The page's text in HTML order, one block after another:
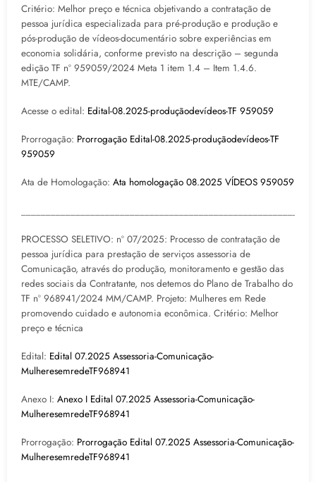
Critério: Melhor preço e técnica objetivando a contratação de
pessoa jurídica especializada para pré-produção e produção e
pós-produção de vídeos-documentário sobre experiências em
economia solidária, conforme previsto na descrição – segunda
edição TF nº 959059/2024 Meta 1 item 1.4 – Item 1.4.6.
MTE/CAMP.
Acesse o edital: Edital-08.2025-produçãodevídeos-TF 959059
Prorrogação: Prorrogação Edital-08.2025-produçãodevídeos-TF
959059
Ata de Homologação: Ata homologação 08.2025 VÍDEOS 959059
PROCESSO SELETIVO: nº 07/2025: Processo de contratação de
pessoa jurídica para prestação de serviços assessoria de
Comunicação, através do produção, monitoramento e gestão das
redes sociais da Contratante, nos detemos do Plano de Trabalho do
TF nº 968941/2024 MM/CAMP. Projeto: Mulheres em Rede
promovendo cuidado e autonomia econômica. Critério: Melhor
preço e técnica
Edital: Edital 07.2025 Assessoria-Comunicação-
MulheresemredeTF968941
Anexo I: Anexo I Edital 07.2025 Assessoria-Comunicação-
MulheresemredeTF968941
Prorrogação: Prorrogação Edital 07.2025 Assessoria-Comunicação-
MulheresemredeTF968941